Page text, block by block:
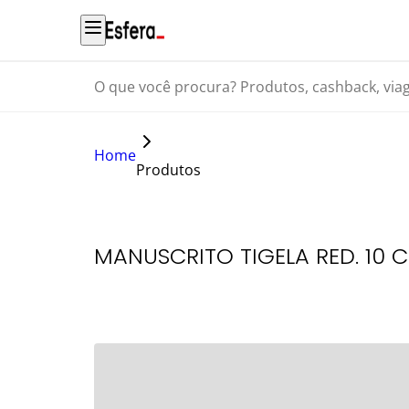
O que você procura? Produtos, cashback, viagens...
Home
Produtos
MANUSCRITO TIGELA RED. 10